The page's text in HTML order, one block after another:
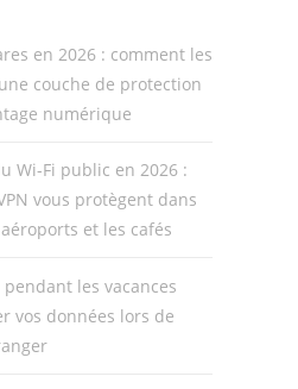
en 2026 : comment les
couche de protection
numérique
Wi-Fi public en 2026 :
vous protègent dans
et les cafés
les vacances
vos données lors de